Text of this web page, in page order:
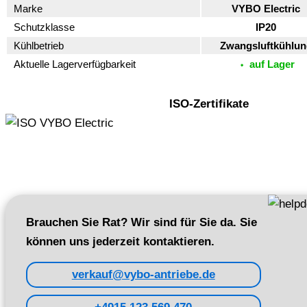
Marke
VYBO Electric
Schutzklasse
IP20
Kühlbetrieb
Aktuelle Lagerverfügbarkeit
auf Lager
ISO-Zertifikate
Brauchen Sie Rat? Wir sind für Sie da. Sie
können uns jederzeit kontaktieren.
verkauf@vybo-antriebe.de